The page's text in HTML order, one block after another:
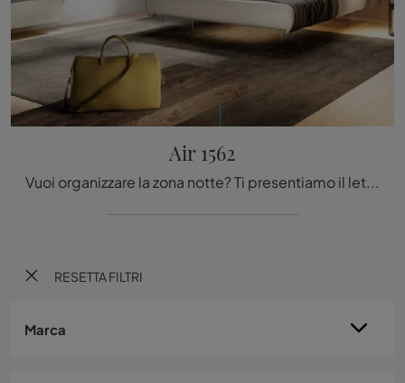
RESETTA FILTRI
Marca
Air 1562
Vuoi organizzare la zona notte? Ti presentiamo il letto in tessuto Air 1562 di Lago per spazi design.